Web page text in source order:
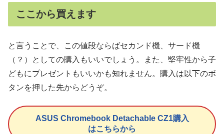
ここから買えます
と言うことで、この値段ならばセカンド機、サード機
（？）としての購入もいいでしょう。また、堅牢性から子
どもにプレゼントもいいかも知れません。購入は以下のボ
タンを押した先からどうぞ。
ASUS Chromebook Detachable CZ1購入
はこちらから